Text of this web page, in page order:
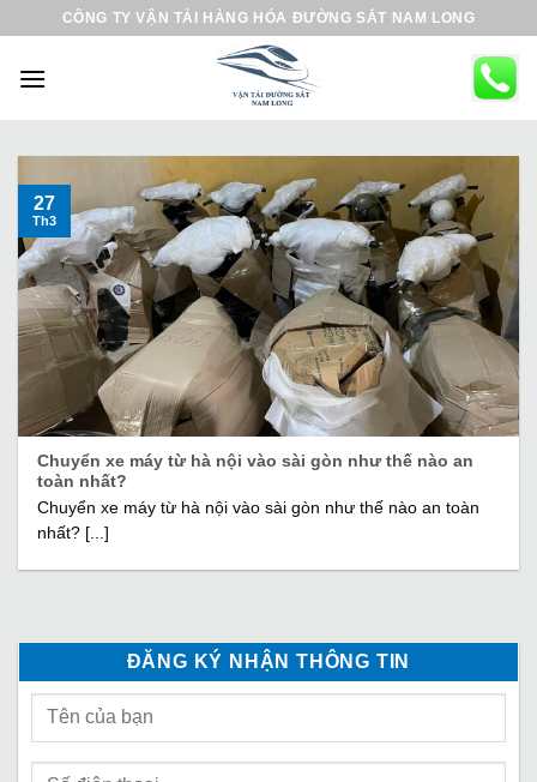
CÔNG TY VẬN TẢI HÀNG HÓA ĐƯỜNG SẮT NAM LONG
Chuyển xe máy từ hà nội vào sài gòn như thế nào an
toàn nhất?
Chuyển xe máy từ hà nội vào sài gòn như thế nào an toàn
nhất? [...]
27
Th3
ĐĂNG KÝ NHẬN THÔNG TIN